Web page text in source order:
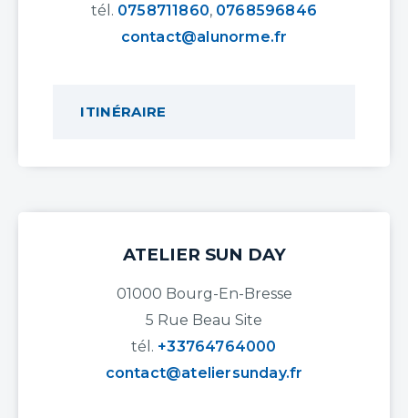
tél. 0758711860, 0768596846
contact@alunorme.fr
ITINÉRAIRE
ATELIER SUN DAY
01000 Bourg-En-Bresse
5 Rue Beau Site
tél. +33764764000
contact@ateliersunday.fr